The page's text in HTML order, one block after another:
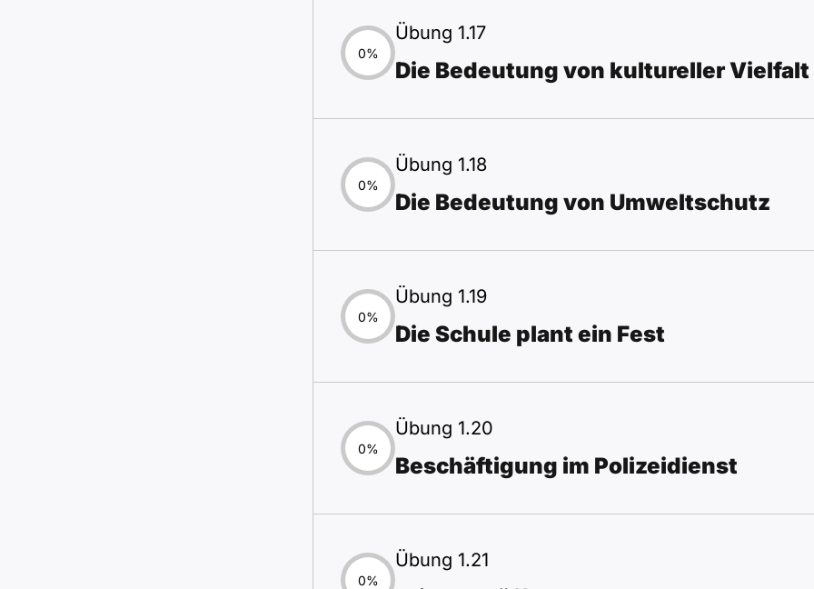
0%
Übung 1.17
Die Bedeutung von kultureller Vielfalt
0%
Übung 1.18
Die Bedeutung von Umweltschutz
0%
Übung 1.19
Die Schule plant ein Fest
0%
Übung 1.20
Beschäftigung im Polizeidienst
0%
Übung 1.21